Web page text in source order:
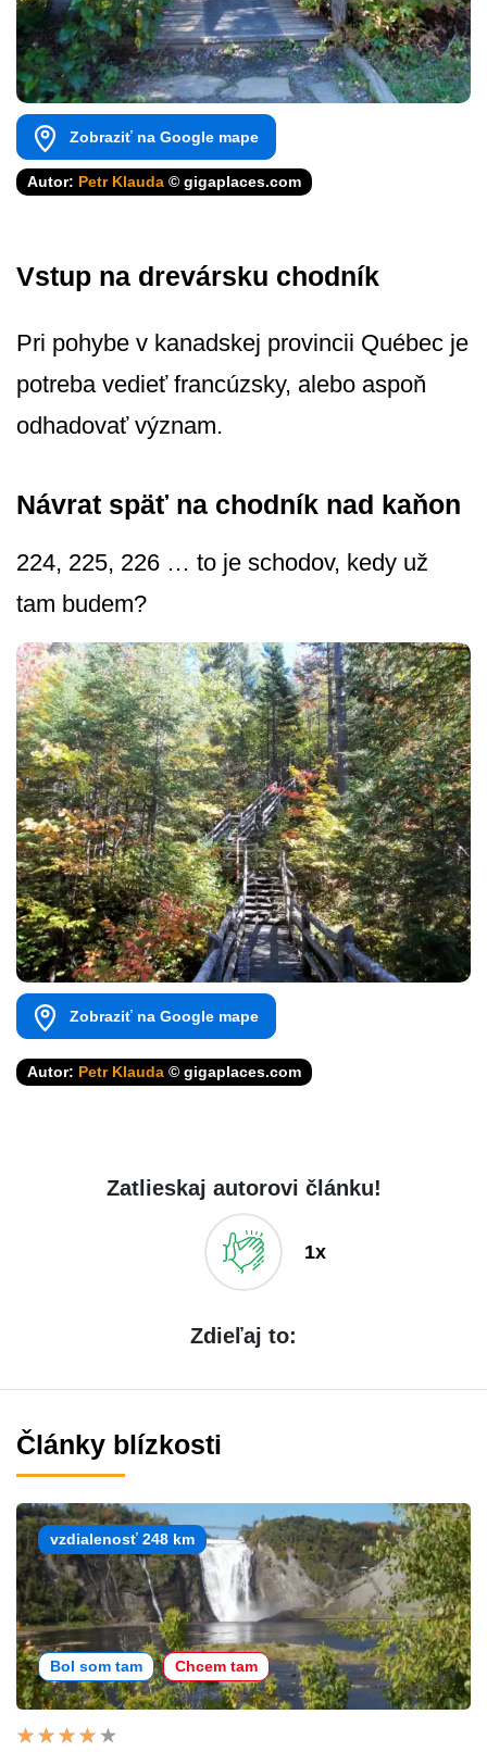
Zobraziť na Google mape
Autor: Petr Klauda © gigaplaces.com
Vstup na drevársku chodník
Pri pohybe v kanadskej provincii Québec je
potreba vedieť francúzsky, alebo aspoň
odhadovať význam.
Návrat späť na chodník nad kaňon
224, 225, 226 … to je schodov, kedy už
tam budem?
Zobraziť na Google mape
Autor: Petr Klauda © gigaplaces.com
Zatlieskaj autorovi článku!
1x
Zdieľaj to:
Články blízkosti
vzdialenosť 248 km
Bol som tam Chcem tam